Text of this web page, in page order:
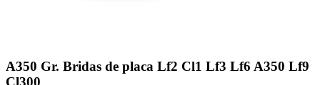
A350 Gr. Bridas de placa Lf2 Cl1 Lf3 Lf6 A350 Lf9
Cl300